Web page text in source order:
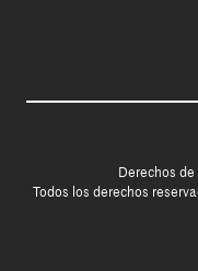
Derechos
Todos los derechos